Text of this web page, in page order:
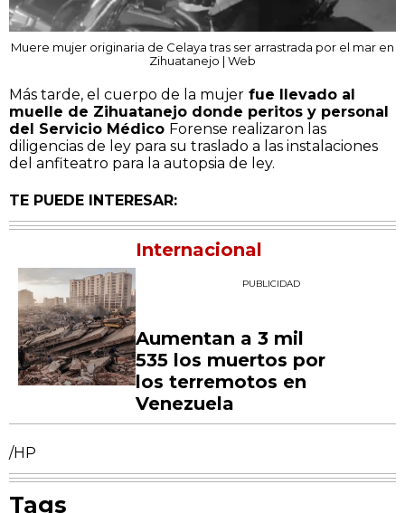
Muere mujer originaria de Celaya tras ser arrastrada por el mar en
Zihuatanejo | Web
Más tarde, el cuerpo de la mujer fue llevado al
muelle de Zihuatanejo donde peritos y personal
del Servicio Médico Forense realizaron las
diligencias de ley para su traslado a las instalaciones
del anfiteatro para la autopsia de ley.
TE PUEDE INTERESAR:
Internacional
PUBLICIDAD
Aumentan a 3 mil
535 los muertos por
los terremotos en
Venezuela
/HP
Tags